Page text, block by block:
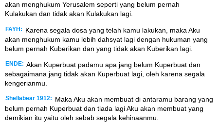
akan menghukum Yerusalem seperti yang belum pernah
Kulakukan dan tidak akan Kulakukan lagi.
FAYH:
Karena segala dosa yang telah kamu lakukan, maka Aku
akan menghukum kamu lebih dahsyat lagi dengan hukuman yang
belum pernah Kuberikan dan yang tidak akan Kuberikan lagi.
ENDE: Akan Kuperbuat padamu apa jang belum Kuperbuat dan
sebagaimana jang tidak akan Kuperbuat lagi, oleh karena segala
kengerianmu.
Shellabear 1912:
Maka Aku akan membuat di antaramu barang yang
belum pernah Kuperbuat dan tiada lagi Aku akan membuat yang
demikian itu yaitu oleh sebab segala kehinaanmu.